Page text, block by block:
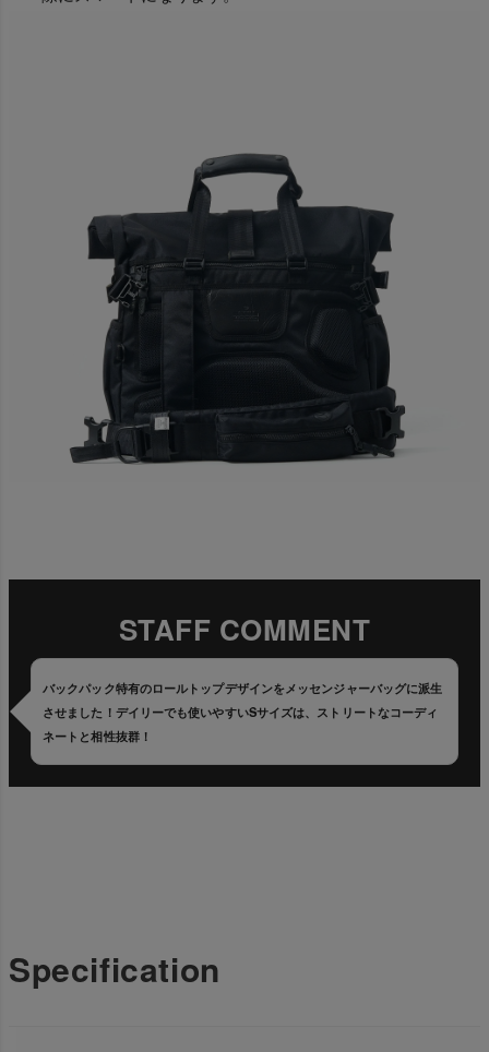
STAFF COMMENT
バックパック特有のロールトップデザインをメッセンジャーバッグに派生
させました！デイリーでも使いやすいSサイズは、ストリートなコーディ
ネートと相性抜群！
Specification